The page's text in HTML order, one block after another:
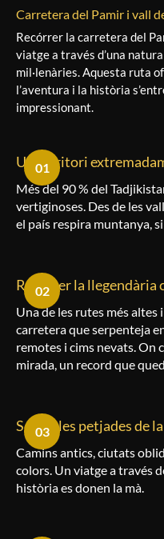
Carretera del Pamir i vall
Recórrer la carretera del
viatge a través d’una
mil·lenàries. Aquesta ruta
l’aventura i la història
impressionant.
Un territori
01
Més del 90 % del
vertiginoses. Des de les
el país respira muntanya,
Recórrer la llegendària
02
Una de les rutes més altes
carretera que serpenteja
remotes i cims nevats. On
mirada, un record que
Seguir les petjades de
03
Camins antics, ciutats
colors. Un viatge a través
història es donen la mà.